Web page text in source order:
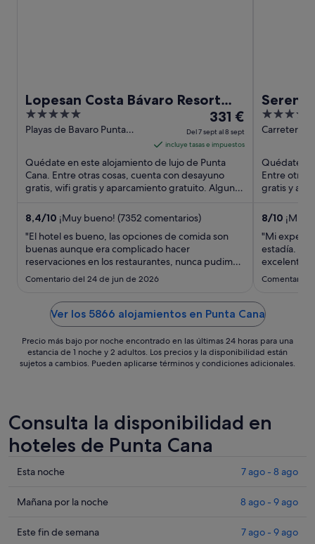
Lopesan Costa Bávaro Resort
Spa & Casino - All Inclusive
5
out
5
Playas de Bavaro Punta
El
precio
es
de
331 €
por
7
al
331 €
Del 7 sept al 8 sept
incluye tasas e impuestos
Quédate en este alojamiento de lujo de Punta
Cana. Entre otras cosas, cuenta con desayuno
gratis, wifi gratis y aparcamiento gratuito. Algunos
8,4/10 ¡Muy bueno! (7352 comentarios)
"El hotel es bueno, las opciones de comida son
buenas aunque era complicado hacer
reservaciones en los restaurantes, nunca pudimos
reservar para el tepanyaki por ejemplo. La
habitación la organizaban bien pero a veces
demasiado tarde y nunca dejaban las toallas
suficientes para todas las personas ..."
Comentario del 24 de jun de 2026
Beach
4.5
out
5
Carretera
Quédate
Entre otras
gratis y
8/10 ¡Muy
"Mi
estadía. El
excelentes
áreas
bastante
Comentario
Ver los 5866 alojamientos en Punta Cana
Precio más bajo por noche encontrado en las últimas 24 horas para una
estancia de 1 noche y 2 adultos. Los precios y la disponibilidad están
sujetos a cambios. Pueden aplicarse términos y condiciones adicionales.
Consulta la disponibilidad en
hoteles de Punta Cana
Comprueba
precios
Punta
Esta noche 7 ago - 8 ago
Comprueba
precios
Mañana por la noche 8 ago - 9 ago
Comprueba
Este fin de semana 7 ago - 9 ago